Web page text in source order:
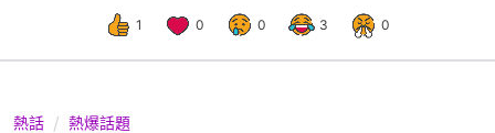
1 0 0 3 0
熱話 熱爆話題